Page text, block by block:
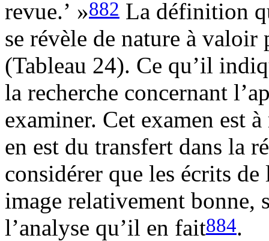
revue.’ »882 La définition
se révèle de nature à valoir
(Tableau 24). Ce qu’il
la recherche concernant
examiner. Cet examen est
en est du transfert dans la
considérer que les écrits
image relativement bonne,
l’analyse qu’il en fait884.